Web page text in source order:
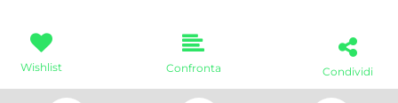
Wishlist Confronta Condividi